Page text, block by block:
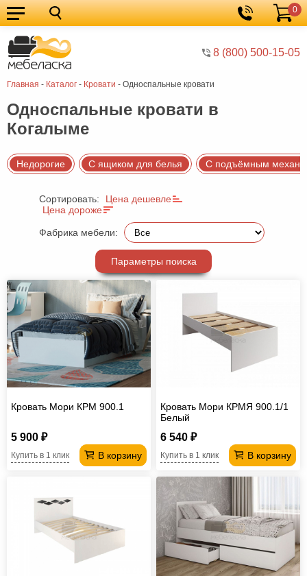
8 (800) 500-15-05
Корзина
0
Главная - Каталог - Кровати - Односпальные кровати
Кухонные
гарнитуры
Мебель
для
кухни
Мебель
для
спальни
Кровати
Шкафы
Диваны
Мягкая
Мебель
прихожей
Комоды
Офисная
мебель
Столы
под
компьютер
Мебель
для
ванной
Мебель
трансформер
Матрасы
Кресла-
мешки
Мебель
ротанга
мебель
Косметологическое
оборудование
Односпальные кровати в
Когалыме
Недорогие С ящиком для белья С подъёмным
Сортировать:
Цена дешевле
Цена дороже
Фабрика мебели:
Параметры поиска
Кровать Мори КРМ 900.1
5 900 ₽
В корзину
Купить в 1 клик
Кровать Мори КРМЯ 900.1/1
Белый
6 540 ₽
В корзину
Купить в 1 клик